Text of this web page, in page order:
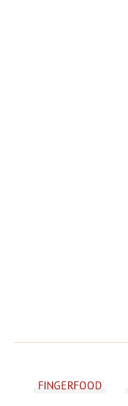
FINGERFOOD